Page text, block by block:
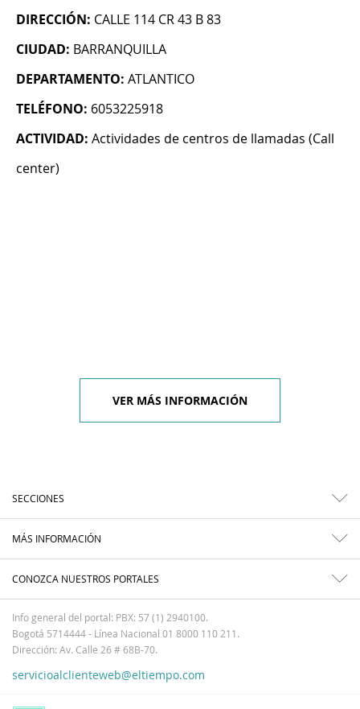
DIRECCIÓN: CALLE 114 CR 43 B 83
CIUDAD: BARRANQUILLA
DEPARTAMENTO: ATLANTICO
TELÉFONO: 6053225918
ACTIVIDAD: Actividades de centros de llamadas (Call
center)
VER MÁS INFORMACIÓN
SECCIONES
MÁS INFORMACIÓN
CONOZCA NUESTROS PORTALES
Info general del portal: PBX: 57 (1) 2940100.
Bogotá 5714444 - Línea Nacional 01 8000 110 211.
Dirección: Av. Calle 26 # 68B-70.
servicioalclienteweb@eltiempo.com